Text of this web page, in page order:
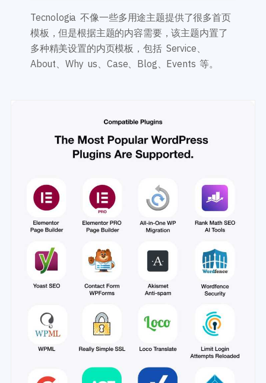
Tecnologia 不像一些多用途主题提供了很多首页
模板，但是根据主题的内容需要，该主题内置了
多种精美设置的内页模板，包括 Service、
About、Why us、Case、Blog、Events 等。